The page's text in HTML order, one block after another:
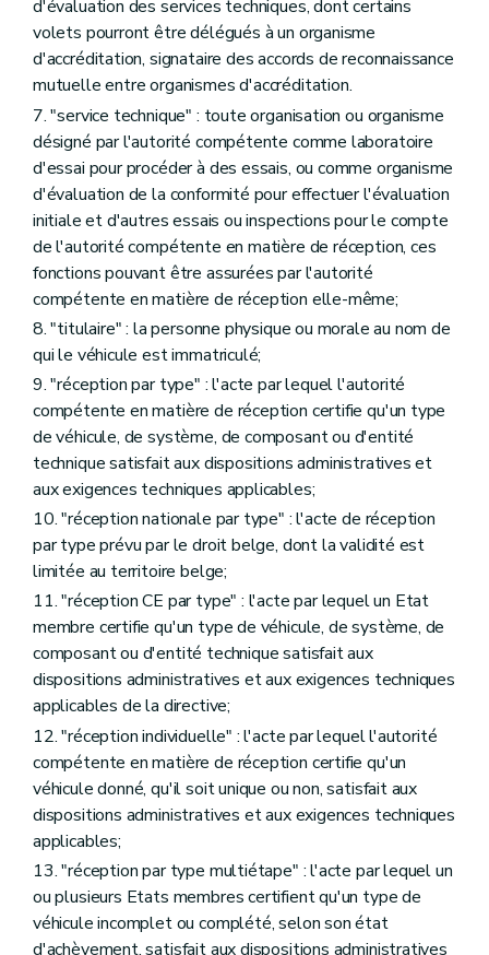
d'évaluation des services techniques, dont certains
volets pourront être délégués à un organisme
d'accréditation, signataire des accords de reconnaissance
mutuelle entre organismes d'accréditation.
7. "service technique" : toute organisation ou organisme
désigné par l'autorité compétente comme laboratoire
d'essai pour procéder à des essais, ou comme organisme
d'évaluation de la conformité pour effectuer l'évaluation
initiale et d'autres essais ou inspections pour le compte
de l'autorité compétente en matière de réception, ces
fonctions pouvant être assurées par l'autorité
compétente en matière de réception elle-même;
8. "titulaire" : la personne physique ou morale au nom de
qui le véhicule est immatriculé;
9. "réception par type" : l'acte par lequel l'autorité
compétente en matière de réception certifie qu'un type
de véhicule, de système, de composant ou d'entité
technique satisfait aux dispositions administratives et
aux exigences techniques applicables;
10. "réception nationale par type" : l'acte de réception
par type prévu par le droit belge, dont la validité est
limitée au territoire belge;
11. "réception CE par type" : l'acte par lequel un Etat
membre certifie qu'un type de véhicule, de système, de
composant ou d'entité technique satisfait aux
dispositions administratives et aux exigences techniques
applicables de la directive;
12. "réception individuelle" : l'acte par lequel l'autorité
compétente en matière de réception certifie qu'un
véhicule donné, qu'il soit unique ou non, satisfait aux
dispositions administratives et aux exigences techniques
applicables;
13. "réception par type multiétape" : l'acte par lequel un
ou plusieurs Etats membres certifient qu'un type de
véhicule incomplet ou complété, selon son état
d'achèvement, satisfait aux dispositions administratives